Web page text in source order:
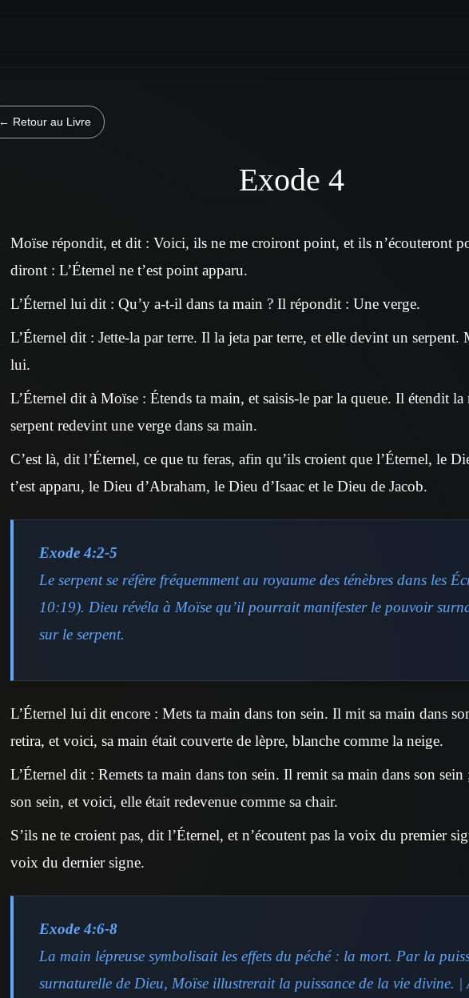
← Retour au Livre
Exode 4
Moïse répondit, et dit : Voici, ils ne me croiront point, et ils n’écouteront
diront : L’Éternel ne t’est point apparu.
L’Éternel lui dit : Qu’y a-t-il dans ta main ? Il répondit : Une verge.
L’Éternel dit : Jette-la par terre. Il la jeta par terre, et elle devint un
lui.
L’Éternel dit à Moïse : Étends ta main, et saisis-le par la queue. Il étendit la
serpent redevint une verge dans sa main.
C’est là, dit l’Éternel, ce que tu feras, afin qu’ils croient que l’Éternel, le
t’est apparu, le Dieu d’Abraham, le Dieu d’Isaac et le Dieu de Jacob.
Exode 4:2-5
Le serpent se réfère fréquemment au royaume des ténèbres dans les
10:19). Dieu révéla à Moïse qu’il pourrait manifester le pouvoir
sur le serpent.
L’Éternel lui dit encore : Mets ta main dans ton sein. Il mit sa main dans
retira, et voici, sa main était couverte de lèpre, blanche comme la neige.
L’Éternel dit : Remets ta main dans ton sein. Il remit sa main dans son
son sein, et voici, elle était redevenue comme sa chair.
S’ils ne te croient pas, dit l’Éternel, et n’écoutent pas la voix du premier
voix du dernier signe.
Exode 4:6-8
La main lépreuse symbolisait les effets du péché : la mort. Par la
surnaturelle de Dieu, Moïse illustrerait la puissance de la vie divine. |